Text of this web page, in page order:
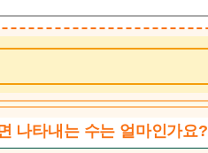
나타내는 수는 얼마인가요?